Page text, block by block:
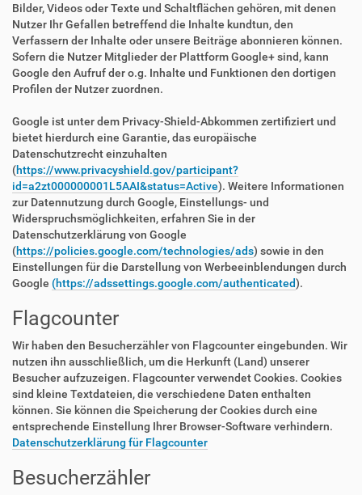
Bilder, Videos oder Texte und Schaltflächen gehören, mit denen
Nutzer Ihr Gefallen betreffend die Inhalte kundtun, den
Verfassern der Inhalte oder unsere Beiträge abonnieren können.
Sofern die Nutzer Mitglieder der Plattform Google+ sind, kann
Google den Aufruf der o.g. Inhalte und Funktionen den dortigen
Profilen der Nutzer zuordnen.
Google ist unter dem Privacy-Shield-Abkommen zertifiziert und
bietet hierdurch eine Garantie, das europäische
Datenschutzrecht einzuhalten
(https://www.privacyshield.gov/participant?
id=a2zt000000001L5AAI&status=Active). Weitere Informationen
zur Datennutzung durch Google, Einstellungs- und
Widerspruchsmöglichkeiten, erfahren Sie in der
Datenschutzerklärung von Google
(https://policies.google.com/technologies/ads) sowie in den
Einstellungen für die Darstellung von Werbeeinblendungen durch
Google (https://adssettings.google.com/authenticated).
Flagcounter
Wir haben den Besucherzähler von Flagcounter eingebunden. Wir
nutzen ihn ausschließlich, um die Herkunft (Land) unserer
Besucher aufzuzeigen. Flagcounter verwendet Cookies. Cookies
sind kleine Textdateien, die verschiedene Daten enthalten
können. Sie können die Speicherung der Cookies durch eine
entsprechende Einstellung Ihrer Browser-Software verhindern.
Datenschutzerklärung für Flagcounter
Besucherzähler